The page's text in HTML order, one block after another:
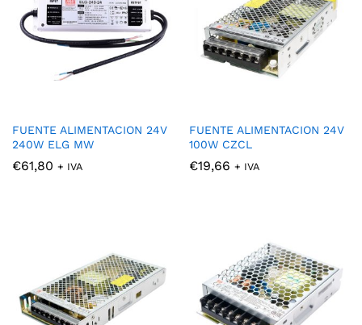
FUENTE ALIMENTACION 24V
240W ELG MW
€61,80 + IVA
FUENTE ALIMENTACION 24V
100W CZCL
€19,66 + IVA